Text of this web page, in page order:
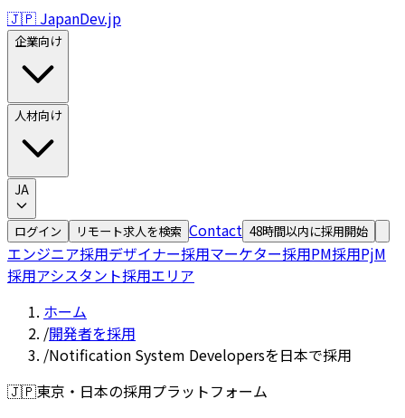
🇯🇵 JapanDev.jp
企業向け
人材向け
JA
ログイン リモート求人を検索 Contact 48時間以内に採用開始
エンジニア採用デザイナー採用マーケター採用PM採用PjM
採用アシスタント採用エリア
ホーム
/開発者を採用
/Notification System Developersを日本で採用
🇯🇵東京・日本の採用プラットフォーム